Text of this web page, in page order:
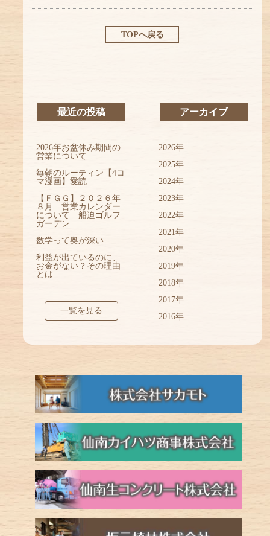
TOPへ戻る
最近の投稿
2026年お盆休み期間の
営業について
毎朝のルーティン【4コ
マ漫画】愛読
【ＦＧＧ】２０２６年
８月 営業カレンダー
について 船迫ゴルフ
ガーデン
数学って奥が深い
利益が出ているのに、
お金がない？その理由
とは
一覧を見る
アーカイブ
2026年
2025年
2024年
2023年
2022年
2021年
2020年
2019年
2018年
2017年
2016年